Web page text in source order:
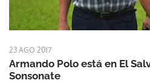
23 AGO 2017
Armando Polo está en El
Sonsonate